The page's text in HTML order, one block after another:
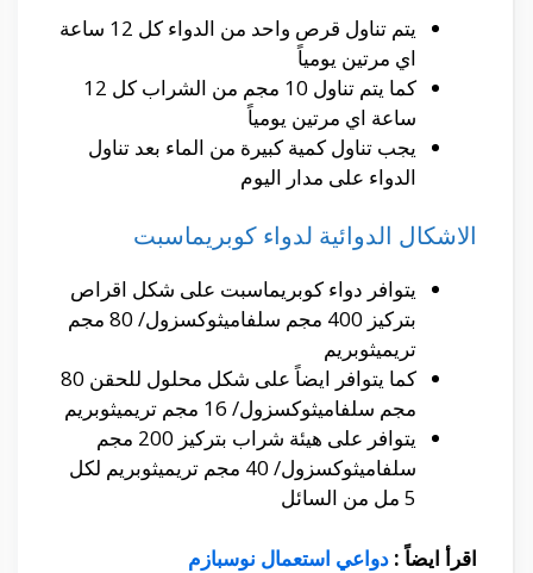
يتم تناول قرص واحد من الدواء كل 12 ساعة
اي مرتين يومياً
كما يتم تناول 10 مجم من الشراب كل 12
ساعة اي مرتين يومياً
يجب تناول كمية كبيرة من الماء بعد تناول
الدواء على مدار اليوم
الاشكال الدوائية لدواء كوبريماسبت
يتوافر دواء كوبريماسبت على شكل اقراص
بتركيز 400 مجم سلفاميثوكسزول/ 80 مجم
تريميثوبريم
كما يتوافر ايضاً على شكل محلول للحقن 80
مجم سلفاميثوكسزول/ 16 مجم تريميثوبريم
يتوافر على هيئة شراب بتركيز 200 مجم
سلفاميثوكسزول/ 40 مجم تريميثوبريم لكل
5 مل من السائل
اقرأ ايضاً : دواعي استعمال نوسبازم